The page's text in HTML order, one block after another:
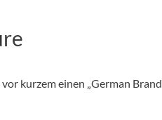
kurzem einen „German